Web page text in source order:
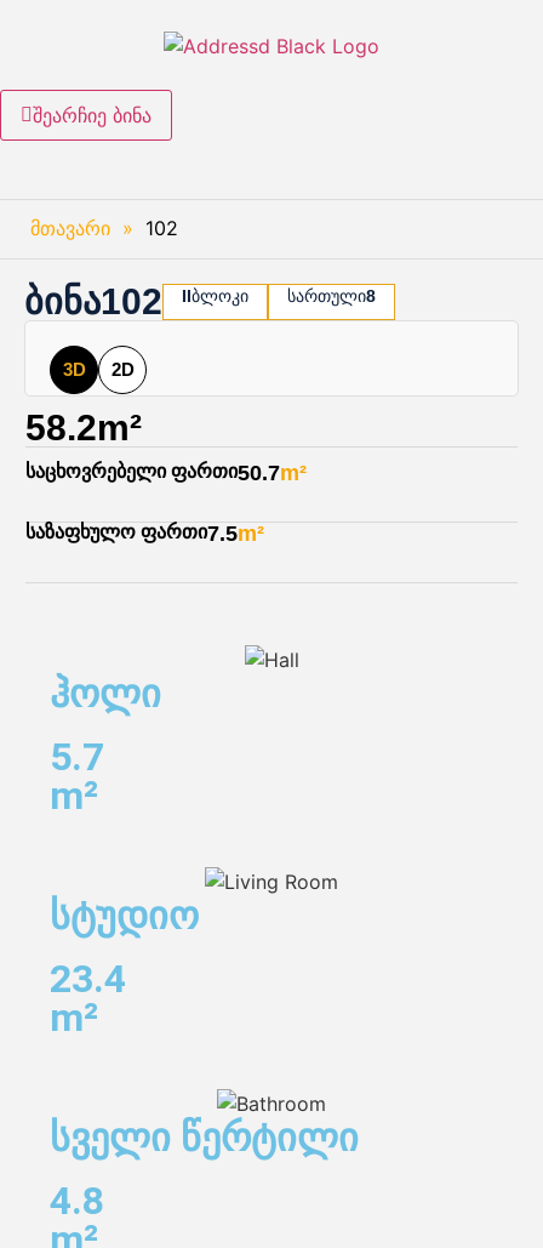
შეარჩიე ბინა
მთავარი » 102
ბინა102 IIბლოკი სართული8
3D 2D
58.2m²
საცხოვრებელი ფართი50.7m²
საზაფხულო ფართი7.5m²
ჰოლი
5.7
m²
სტუდიო
23.4
m²
სველი წერტილი
4.8